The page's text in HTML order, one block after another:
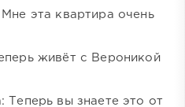
эта квартира очень
живёт с Вероникой
Теперь вы знаете это от